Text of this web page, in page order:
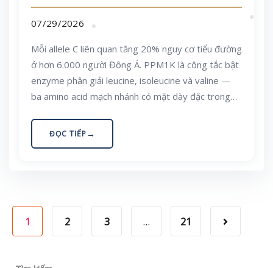
07/29/2026
Mỗi allele C liên quan tăng 20% nguy cơ tiểu đường
ở hơn 6.000 người Đông Á. PPM1K là công tắc bật
enzyme phân giải leucine, isoleucine và valine —
ba amino acid mạch nhánh có mặt dày đặc trong
Bài viết giải thích vì sao bằng chứng lại chỉ về phía
chất béo và cân nặng chứ không phải về lượng
ĐỌC TIẾP
1 2 3 … 21